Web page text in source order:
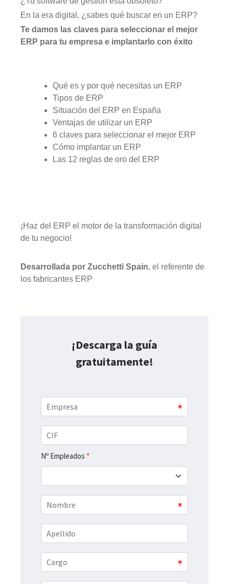
En la era digital, ¿sabes qué buscar en un ERP?
Te damos las claves para seleccionar el mejor
ERP para tu empresa e implantarlo con éxito
Qué es y por qué necesitas un ERP
Tipos de ERP
Situación del ERP en España
Ventajas de utilizar un ERP
6 claves para seleccionar el mejor ERP
Cómo implantar un ERP
Las 12 reglas de oro del ERP
¡Haz del ERP el motor de la transformación digital
de tu negocio!
Desarrollada por Zucchetti Spain, el referente de
los fabricantes ERP
¡Descarga la guía
gratuitamente!
Nº Empleados *